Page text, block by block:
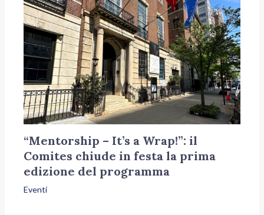
“Mentorship – It’s a Wrap!”: il
Comites chiude in festa la prima
edizione del programma
Eventi